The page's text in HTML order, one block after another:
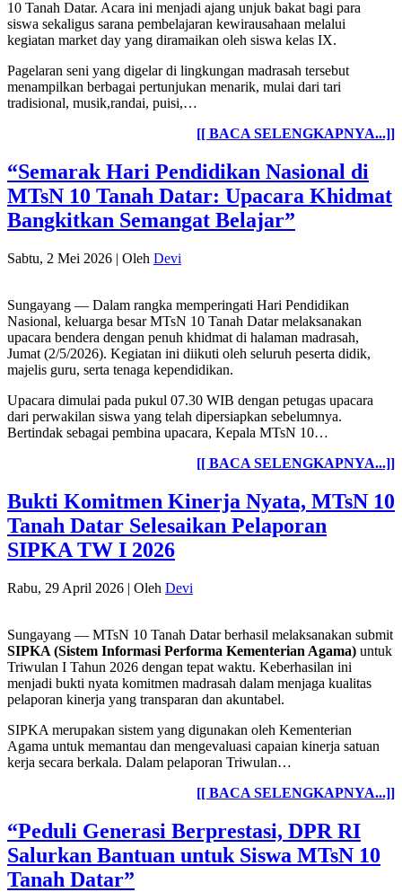
10 Tanah Datar. Acara ini menjadi ajang unjuk bakat bagi para
siswa sekaligus sarana pembelajaran kewirausahaan melalui
kegiatan market day yang diramaikan oleh siswa kelas IX.
Pagelaran seni yang digelar di lingkungan madrasah tersebut
menampilkan berbagai pertunjukan menarik, mulai dari tari
tradisional, musik,randai, puisi,…
[[ BACA SELENGKAPNYA...]]
“Semarak Hari Pendidikan Nasional di
MTsN 10 Tanah Datar: Upacara Khidmat
Bangkitkan Semangat Belajar”
Sabtu, 2 Mei 2026 | Oleh Devi
Sungayang — Dalam rangka memperingati Hari Pendidikan
Nasional, keluarga besar MTsN 10 Tanah Datar melaksanakan
upacara bendera dengan penuh khidmat di halaman madrasah,
Jumat (2/5/2026). Kegiatan ini diikuti oleh seluruh peserta didik,
majelis guru, serta tenaga kependidikan.
Upacara dimulai pada pukul 07.30 WIB dengan petugas upacara
dari perwakilan siswa yang telah dipersiapkan sebelumnya.
Bertindak sebagai pembina upacara, Kepala MTsN 10…
[[ BACA SELENGKAPNYA...]]
Bukti Komitmen Kinerja Nyata, MTsN 10
Tanah Datar Selesaikan Pelaporan
SIPKA TW I 2026
Rabu, 29 April 2026 | Oleh Devi
Sungayang — MTsN 10 Tanah Datar berhasil melaksanakan submit
SIPKA (Sistem Informasi Performa Kementerian Agama) untuk
Triwulan I Tahun 2026 dengan tepat waktu. Keberhasilan ini
menjadi bukti nyata komitmen madrasah dalam menjaga kualitas
pelaporan kinerja yang transparan dan akuntabel.
SIPKA merupakan sistem yang digunakan oleh Kementerian
Agama untuk memantau dan mengevaluasi capaian kinerja satuan
kerja secara berkala. Dalam pelaporan Triwulan…
[[ BACA SELENGKAPNYA...]]
“Peduli Generasi Berprestasi, DPR RI
Salurkan Bantuan untuk Siswa MTsN 10
Tanah Datar”